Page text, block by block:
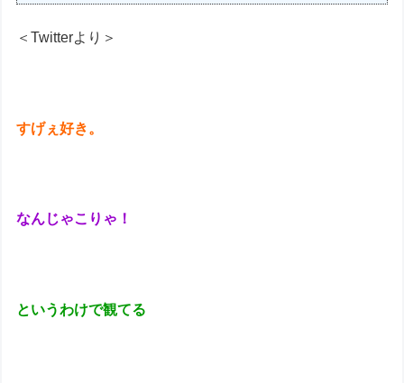
＜Twitterより＞
すげぇ好き。
なんじゃこりゃ！
というわけで観てる